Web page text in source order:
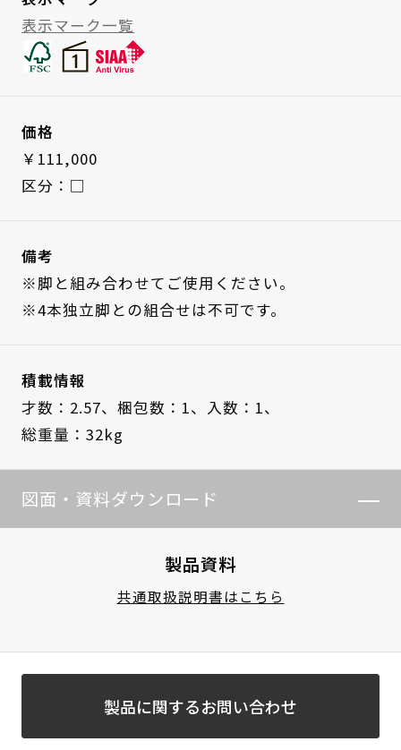
表示マーク一覧
価格
￥111,000
区分：□
備考
※脚と組み合わせてご使用ください。
※4本独立脚との組合せは不可です。
積載情報
才数：2.57、 梱包数：1、
入数：1、
総重量：32kg
図面・資料ダウンロード
製品資料
共通取扱説明書はこちら
製品に関するお問い合わせ